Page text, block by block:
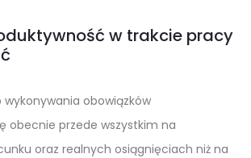
w trakcie pracy
obowiązków
obecnie przede wszystkim na
oraz realnych osiągnięciach niż na